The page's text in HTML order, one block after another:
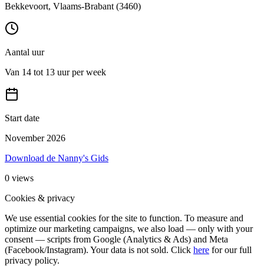
Bekkevoort, Vlaams-Brabant (3460)
Aantal uur
Van 14 tot 13 uur per week
Start date
November 2026
Download de Nanny's Gids
0 views
Cookies & privacy
We use essential cookies for the site to function. To measure and
optimize our marketing campaigns, we also load — only with your
consent — scripts from Google (Analytics & Ads) and Meta
(Facebook/Instagram). Your data is not sold. Click here for our full
privacy policy.